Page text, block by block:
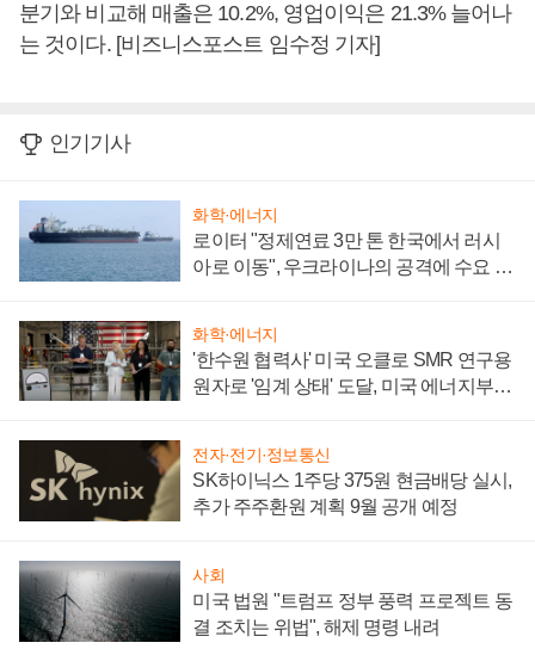
분기와 비교해 매출은 10.2%, 영업이익은 21.3% 늘어나
는 것이다. [비즈니스포스트 임수정 기자]
인기기사
화학·에너지
로이터 "정제연료 3만 톤 한국에서 러시
아로 이동", 우크라이나의 공격에 수요 늘
화학·에너지
'한수원 협력사' 미국 오클로 SMR 연구용
원자로 '임계 상태' 도달, 미국 에너지부
전자·전기·정보통신
SK하이닉스 1주당 375원 현금배당 실시,
추가 주주환원 계획 9월 공개 예정
사회
미국 법원 "트럼프 정부 풍력 프로젝트 동
결 조치는 위법", 해제 명령 내려